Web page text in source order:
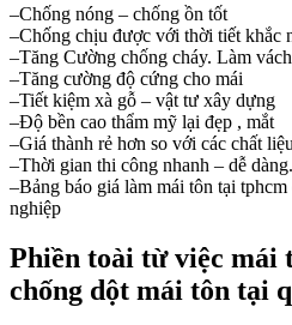
–Chống nóng – chống ồn tốt
–Chống chịu được với thời tiết khắc
–Tăng Cường chống cháy. Làm
–Tăng cường độ cứng cho mái
–Tiết kiệm xà gỗ – vật tư xây dựng
–Độ bền cao thẩm mỹ lại đẹp , mắt
–Giá thành rẻ hơn so với các chất
–Thời gian thi công nhanh – dễ dàng.
–Bảng báo giá làm mái tôn tại
nghiệp
Phiền toài từ việc mái
chống dột mái tôn tại